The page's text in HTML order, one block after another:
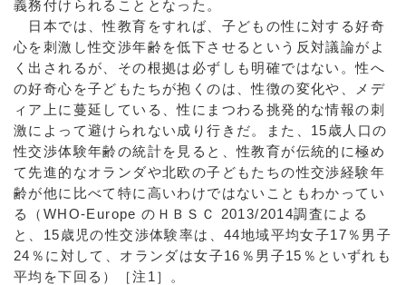
義務付けられることとなった。
日本では、性教育をすれば、子どもの性に対する好奇
心を刺激し性交渉年齢を低下させるという反対議論がよ
く出されるが、その根拠は必ずしも明確ではない。性へ
の好奇心を子どもたちが抱くのは、性徴の変化や、メデ
ィア上に蔓延している、性にまつわる挑発的な情報の刺
激によって避けられない成り行きだ。また、15歳人口の
性交渉体験年齢の統計を見ると、性教育が伝統的に極め
て先進的なオランダや北欧の子どもたちの性交渉経験年
齢が他に比べて特に高いわけではないこともわかってい
る（WHO-Europe のＨＢＳＣ 2013/2014調査による
と、15歳児の性交渉体験率は、44地域平均女子17％男子
24％に対して、オランダは女子16％男子15％といずれも
平均を下回る）［注1］。